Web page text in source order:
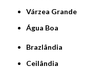
Várzea Grande
Água Boa
Brazlândia
Ceilândia